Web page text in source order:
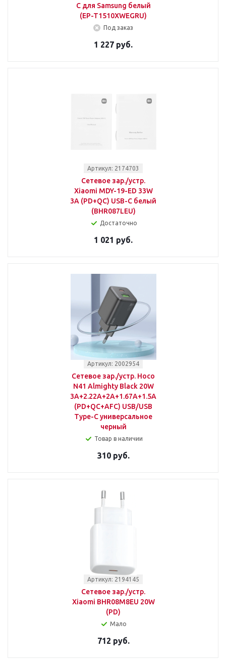
C для Samsung белый
(EP-T1510XWEGRU)
Под заказ
1 227 руб.
Артикул: 2174703
Сетевое зар./устр.
Xiaomi MDY-19-ED 33W
3A (PD+QC) USB-C белый
(BHR087LEU)
Достаточно
1 021 руб.
Артикул: 2002954
Сетевое зар./устр. Hoco
N41 Almighty Black 20W
3A+2.22A+2A+1.67A+1.5A
(PD+QC+AFC) USB/USB
Type-C универсальное
черный
Товар в наличии
310 руб.
Артикул: 2194145
Сетевое зар./устр.
Xiaomi BHR08M8EU 20W
(PD)
Мало
712 руб.